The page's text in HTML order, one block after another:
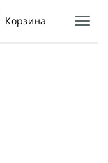
Корзина